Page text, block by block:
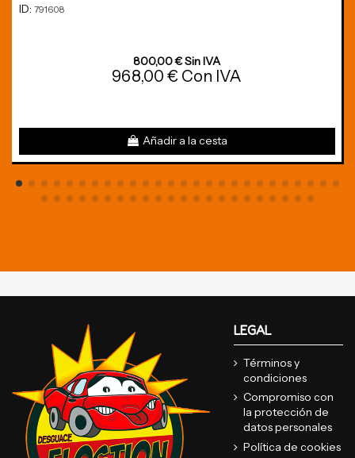
ID: 791608
800,00 € Sin IVA
968,00 € Con IVA
Añadir a la cesta
LEGAL
Términos y
condiciones
Compromiso con
la protección de
datos personales
Política de cookies